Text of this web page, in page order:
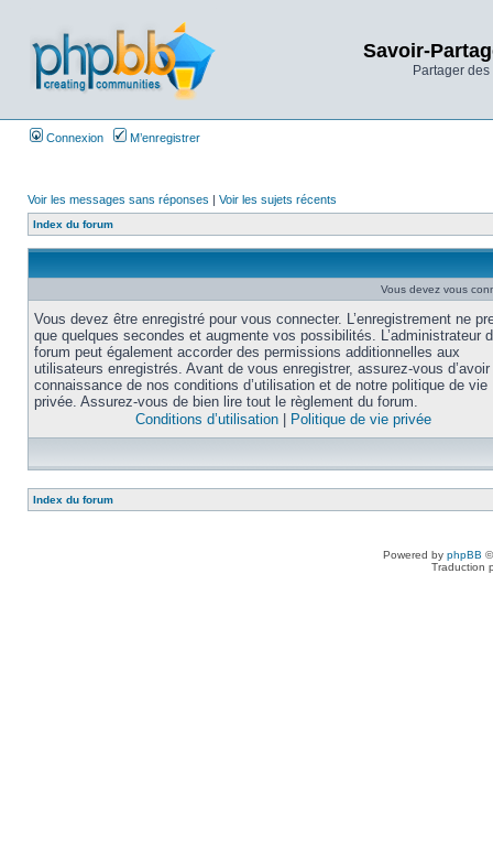
Savoir-
Partager
Connexion M’enregistrer
Voir les messages sans réponses | Voir les sujets récents
Index du forum
Vous devez vous
Vous devez être enregistré pour vous connecter. L’enregistrement ne
que quelques secondes et augmente vos possibilités. L’administrateur
forum peut également accorder des permissions additionnelles aux
utilisateurs enregistrés. Avant de vous enregistrer, assurez-vous
connaissance de nos conditions d’utilisation et de notre politique de vie
privée. Assurez-vous de bien lire tout le règlement du forum.
Conditions d’utilisation
Politique de vie privée
Index du forum
Powered by phpBB
Traduction